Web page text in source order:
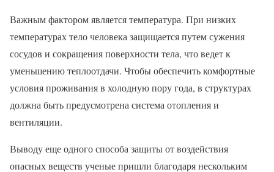
Важным фактором является температура. При низких
температурах тело человека защищается путем сужения
сосудов и сокращения поверхности тела, что ведет к
уменьшению теплоотдачи. Чтобы обеспечить комфортные
условия проживания в холодную пору года, в структурах
должна быть предусмотрена система отопления и
вентиляции.
Выводу еще одного способа защиты от воздействия
опасных веществ ученые пришли благодаря нескольким